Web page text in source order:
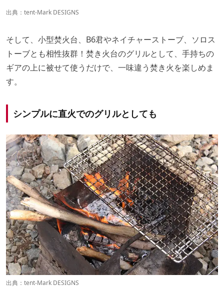
出典： tent-Mark DESIGNS
そして、小型焚火台、B6君やネイチャーストーブ、ソロス
トーブとも相性抜群！焚き火台のグリルとして、手持ちの
ギアの上に被せて使うだけで、一味違う焚き火を楽しめま
す。
シンプルに直火でのグリルとしても
出典： tent-Mark DESIGNS